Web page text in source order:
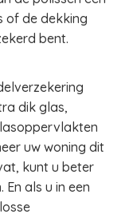
of de dekking
bent.
dik glas,
uw woning dit
kunt u beter
als u in een